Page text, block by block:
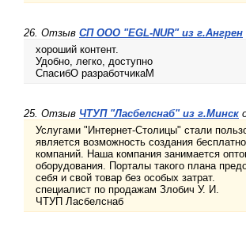
26. Отзыв СП ООО "EGL-NUR" из г.Ангрен
хороший контент.
Удобно, легко, доступно
СпасибО разработчикаМ
25. Отзыв ЧТУП "Ласбелснаб" из г.Минск
Услугами "Интернет-Столицы" стали
является возможность создания
компаний. Наша компания занимается
оборудования. Порталы такого плана
себя и свой товар без особых затрат.
специалист по продажам Злобич У. И.
ЧТУП Ласбелснаб